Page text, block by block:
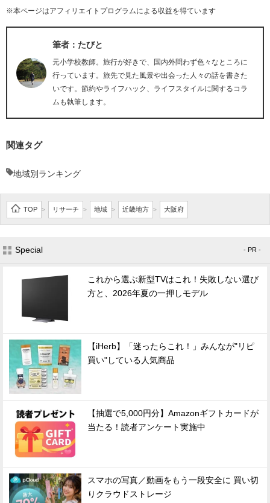
※本ページはアフィリエイトプログラムによる収益を得ています
筆者：たびと
元小学校教師。旅行が好きで、国内外問わず色々なところに
行っています。旅先で見た風景や出会った人々の話を書きた
いです。節約やライフハック、ライフスタイルに関するコラ
ムも執筆します。
関連タグ
地域別ランキング
TOP > リサーチ > 地域 > 近畿地方 > 大阪府
Special - PR -
これから選ぶ新型TVはこれ！失敗しない選び
方と、2026年夏の一押しモデル
【iHerb】「迷ったらこれ！」みんなが"リピ
買い"している人気商品
【抽選で5,000円分】Amazonギフトカードが
当たる！読者アンケート実施中
スマホの写真／動画をもう一段安全に 買い切
りクラウドストレージ